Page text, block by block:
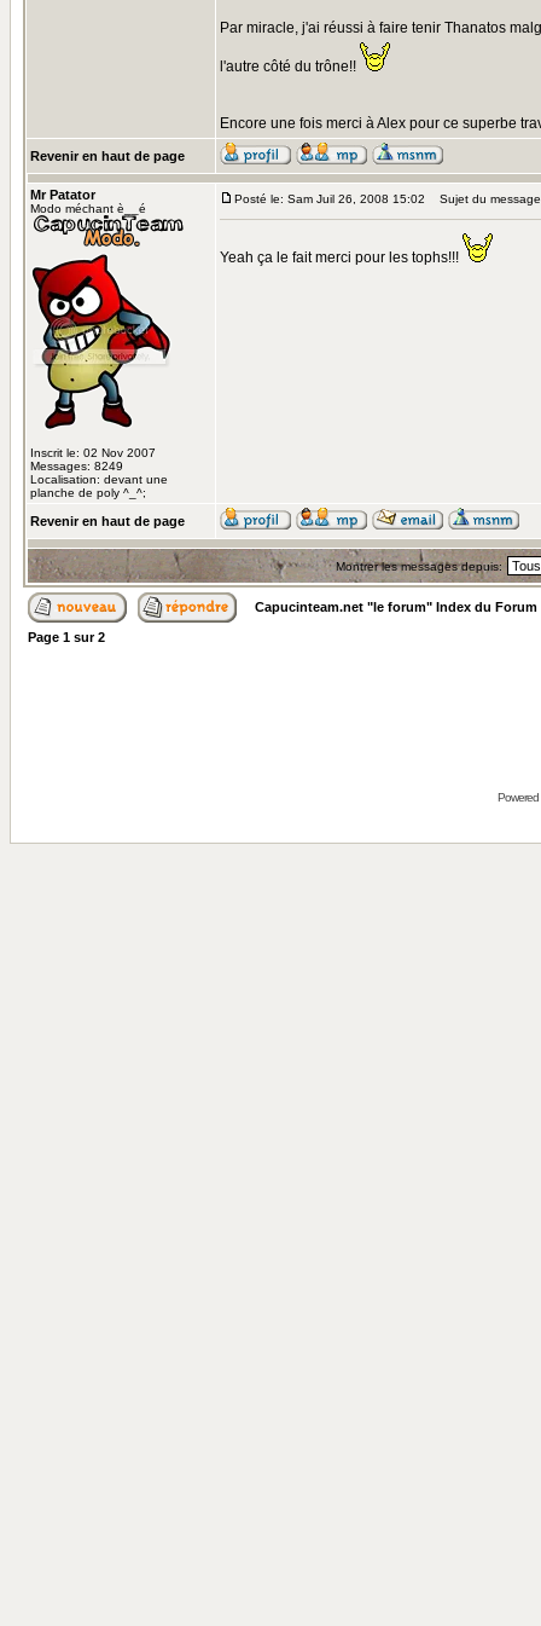
Par miracle, j'ai réussi à faire tenir Thanatos
l'autre côté du trône!!
Encore une fois merci à Alex pour ce superbe
Revenir en haut de page
Mr Patator
Modo méchant è__é
Inscrit le: 02 Nov 2007
Messages: 8249
Localisation: devant une
planche de poly ^_^;
Posté le: Sam Juil 26, 2008 15:02 Sujet du
Yeah ça le fait merci pour les tophs!!!
Revenir en haut de page
Montrer les messages depuis:
Capucinteam.net "le forum" Index du Forum
Page 1 sur2